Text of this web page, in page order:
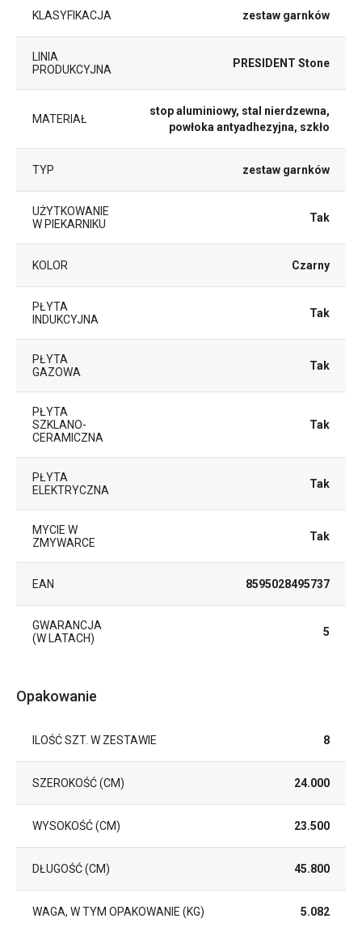
KLASYFIKACJA zestaw garnków
LINIA
PRODUKCYJNA
PRESIDENT Stone
MATERIAŁ
stop aluminiowy, stal nierdzewna,
powłoka antyadhezyjna, szkło
TYP zestaw garnków
UŻYTKOWANIE
W PIEKARNIKU
Tak
KOLOR Czarny
PŁYTA
INDUKCYJNA
Tak
PŁYTA
GAZOWA
Tak
PŁYTA
SZKLANO-
CERAMICZNA
Tak
PŁYTA
ELEKTRYCZNA
Tak
MYCIE W
ZMYWARCE
Tak
EAN 8595028495737
GWARANCJA
(W LATACH)
5
Opakowanie
ILOŚĆ SZT. W ZESTAWIE 8
SZEROKOŚĆ (CM) 24.000
WYSOKOŚĆ (CM) 23.500
DŁUGOŚĆ (CM) 45.800
WAGA, W TYM OPAKOWANIE (KG) 5.082